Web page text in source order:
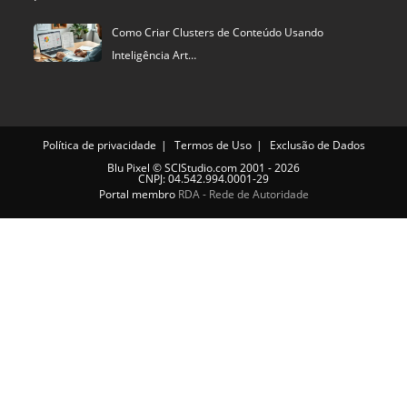
Como Criar Clusters de Conteúdo Usando
Inteligência Art…
Política de privacidade Termos de Uso
Exclusão de Dados
Blu Pixel ©SCIStudio.com2001 - 2026
CNPJ: 04.542.994.0001-29
Portal membro RDA - Rede de Autoridade